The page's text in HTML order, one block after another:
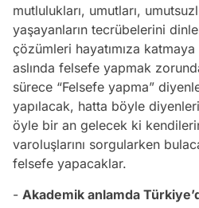
mutlulukları, umutları,
yaşayanların tecrübelerini
çözümleri hayatımıza katmaya
aslında felsefe yapmak
sürece “Felsefe yapma”
yapılacak, hatta böyle
öyle bir an gelecek ki
varoluşlarını sorgularken
felsefe yapacaklar.
- Akademik anlamda